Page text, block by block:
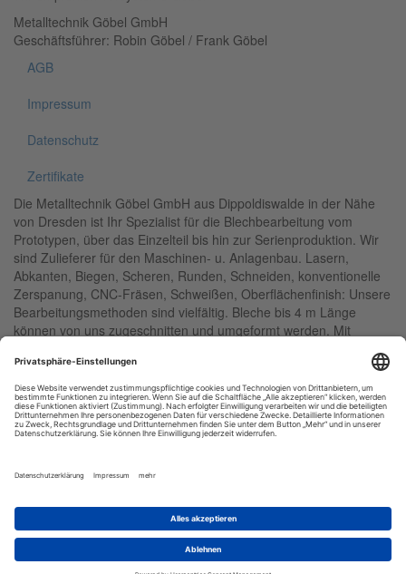
Metalltechnik Göbel GmbH
Geschäftsführer: Robin Göbel / Frank Göbel
AGB
Impressum
Datenschutz
Zertifikate
Die Metalltechnik Göbel GmbH aus Dippoldiswalde in der Nähe
von Dresden ist Ihr Spezialist für die Blechbearbeitung vom
Prototypen, über das Einzelteil bis hin zur Serienproduktion. Wir
sind Zulieferer für den Maschinen- u. Anlagenbau. Lasern,
Abkanten, Biegen, Scheren, Runden, Schneiden, konventionelle
Zerspanung, CNC-Fräsen, Schweißen, Oberflächenfinish: Unsere
Bearbeitungsmethoden sind vielfältig. Bleche bis 4 m Länge
können von uns zugeschnitten und umgeformt werden. Mit
hochwertige Bearbeitung Ihrer Werkstücke. 3 CNC-Fräsen
ermöglichen 3- und 5-Achsbearbeitung auf Wechseltischen. Ihre
Bauteile erhalten ein Oberflächenfinish mittels Nassgleitschleifen
oder Entgratschleifmaschine. Bei uns kommen alle gängigen
Schweißverfahren wie MIG, MAG und WIG zum Einsatz, natürlich
Ihren Zeichnungsangaben. Stahl, Edelstahl, Aluminium, Kupfer
Fertigung. Weitere Bearbeitungen wie galvanische
Beschichtungen, Farbgebung nach RAL, Härten, Erodieren oder
Schleifen realisieren wir mit unseren Partnern.